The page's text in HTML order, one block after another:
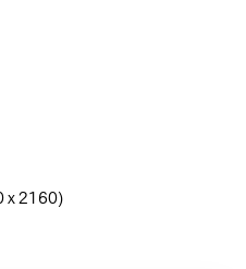
x 2160)